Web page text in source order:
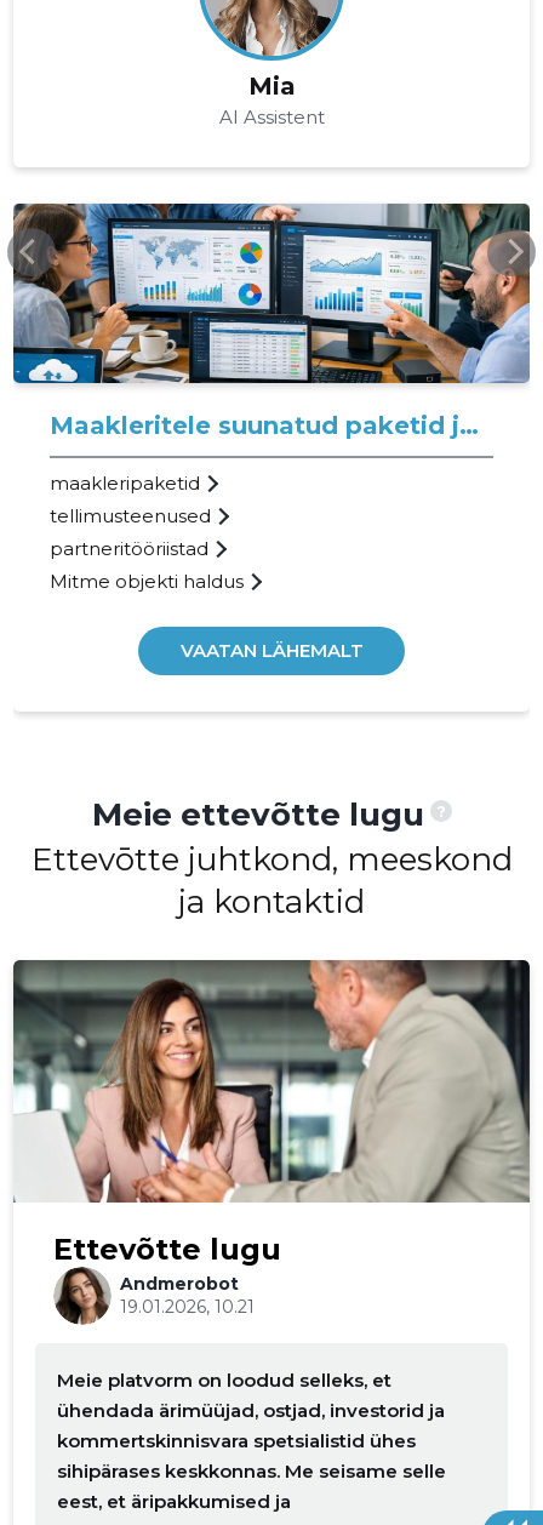
Mia
AI Assistent
ARIPORTAAL.EE
Maakleritele suunatud paketid ja tööriistad
maakleripaketid
tellimusteenused
partneritööriistad
Mitme objekti haldus
VAATAN LÄHEMALT
Meie ettevõtte lugu ?
Ettevōtte juhtkond, meeskond
ja kontaktid
Ettevõtte lugu
Andmerobot
19.01.2026, 10.21
Meie platvorm on loodud selleks, et
ühendada ärimüüjad, ostjad, investorid ja
kommertskinnisvara spetsialistid ühes
sihipärases keskkonnas. Me seisame selle
eest, et äripakkumised ja